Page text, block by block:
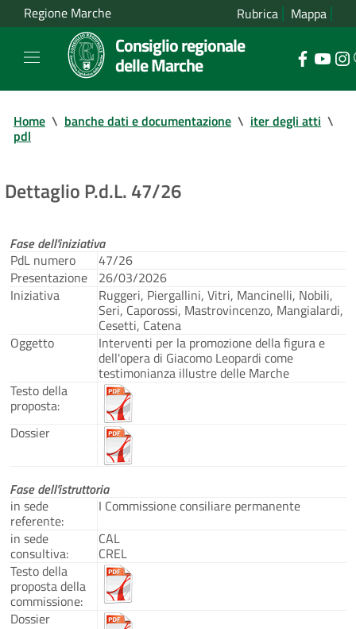
Regione Marche Rubrica Mappa
Consiglio regionale
delle Marche
Home \ banche dati e documentazione \ iter degli atti \
pdl
Dettaglio P.d.L. 47/26
Fase dell'iniziativa
PdL numero
47/26
Presentazione
26/03/2026
Iniziativa
Ruggeri, Piergallini, Vitri, Mancinelli, Nobili,
Seri, Caporossi, Mastrovincenzo, Mangialardi,
Cesetti, Catena
Oggetto
Interventi per la promozione della figura e
dell'opera di Giacomo Leopardi come
testimonianza illustre delle Marche
Testo della
proposta:
Dossier
Fase dell'istruttoria
in sede
referente:
I Commissione consiliare permanente
in sede
consultiva:
CAL
CREL
Testo della
proposta della
commissione:
Dossier